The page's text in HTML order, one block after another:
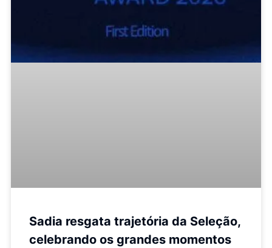
Sadia resgata trajetória da Seleção,
celebrando os grandes momentos